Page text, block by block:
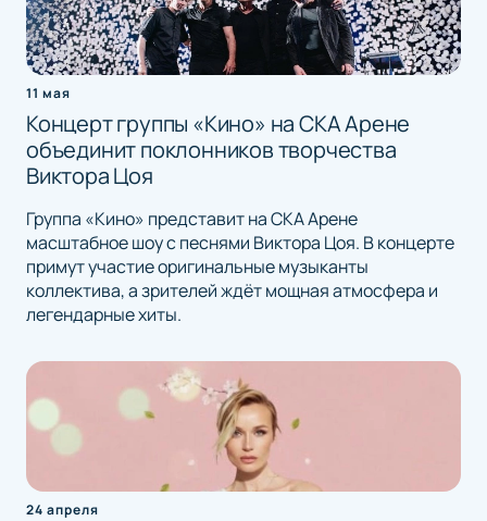
11 мая
Концерт группы «Кино» на СКА Арене
объединит поклонников творчества
Виктора Цоя
Группа «Кино» представит на СКА Арене
масштабное шоу с песнями Виктора Цоя. В концерте
примут участие оригинальные музыканты
коллектива, а зрителей ждёт мощная атмосфера и
легендарные хиты.
24 апреля